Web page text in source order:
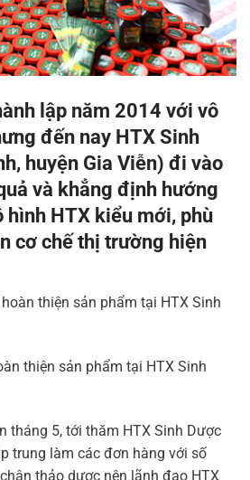
lập năm 2014 với vô
đến nay HTX Sinh
huyện Gia Viễn) đi vào
và khẳng định hướng
HTX kiểu mới, phù
cơ chế thị trường hiện
thiện sản phẩm tại HTX Sinh
tháng 5, tới thăm HTX Sinh Dược
trung làm các đơn hàng với số
thảo dược nên lãnh đạo HTX